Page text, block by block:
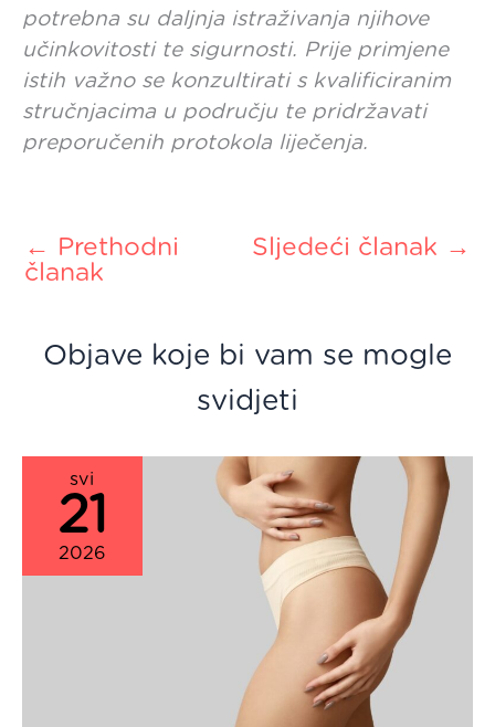
potrebna su daljnja istraživanja njihove
učinkovitosti te sigurnosti. Prije primjene
istih važno se konzultirati s kvalificiranim
stručnjacima u području te pridržavati
preporučenih protokola liječenja.
← Prethodni
članak
Sljedeći članak →
Objave koje bi vam se mogle
svidjeti
svi
21
2026